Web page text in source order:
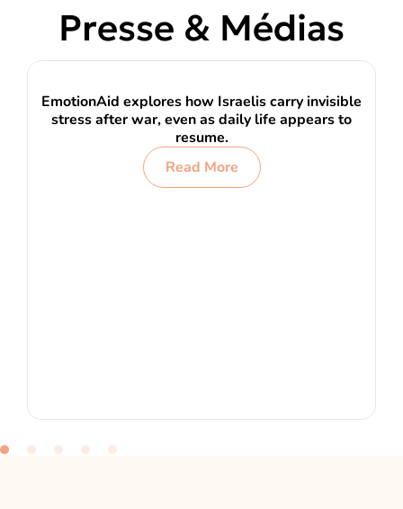
Presse & Médias
EmotionAid explores how Israelis carry invisible
stress after war, even as daily life appears to
resume.
Read More